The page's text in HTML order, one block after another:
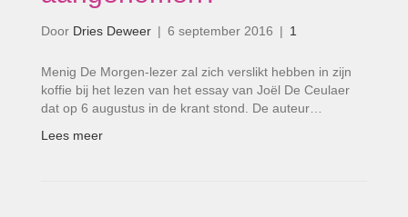
Door Dries Deweer | 6 september 2016 | 1
Menig De Morgen-lezer zal zich verslikt hebben in zijn
koffie bij het lezen van het essay van Joël De Ceulaer
dat op 6 augustus in de krant stond. De auteur…
Lees meer